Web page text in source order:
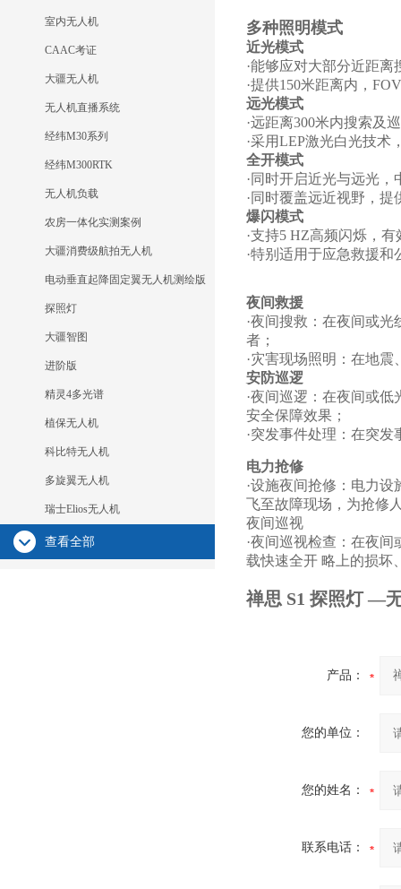
室内无人机
CAAC考证
大疆无人机
无人机直播系统
经纬M30系列
经纬M300RTK
无人机负载
农房一体化实测案例
大疆消费级航拍无人机
电动垂直起降固定翼无人机测绘版
探照灯
大疆智图
进阶版
精灵4多光谱
植保无人机
科比特无人机
多旋翼无人机
瑞士Elios无人机
查看全部
多种照明模式
近光模式
·能够应对大部分近距
·提供150米距离内，
远光模式
·远距离300米内搜索及
·采用LEP激光白光技术
全开模式
·同时开启近光与远光
·同时覆盖远近视野，
爆闪模式
·支持5 HZ高频闪烁，
·特别适用于应急救援
夜间救援
·夜间搜救：在夜间或
者；
·灾害现场照明：在地
安防巡逻
·夜间巡逻：在夜间或
安全保障效果；
·突发事件处理：在突
电力抢修
·设施夜间抢修：电力
飞至故障现场，为抢修
夜间巡视
·夜间巡视检查：在夜
载快速全开 略上的损坏
禅思 S1 探照灯 —
产品：
您的单位：
您的姓名：
联系电话：